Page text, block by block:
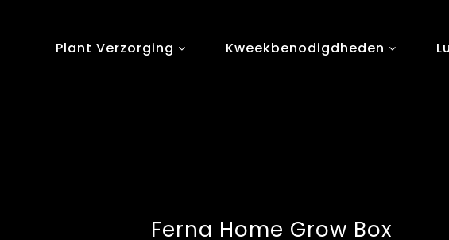
Plant Verzorging Kweekbenodigdheden
Ferna Home Grow Box